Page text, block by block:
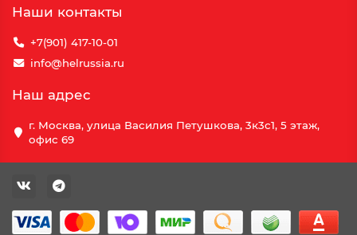
Наши контакты
+7(901) 417-10-01
info@helrussia.ru
Наш адрес
г. Москва, улица Василия Петушкова, 3к3c1, 5 этаж,
офис 69